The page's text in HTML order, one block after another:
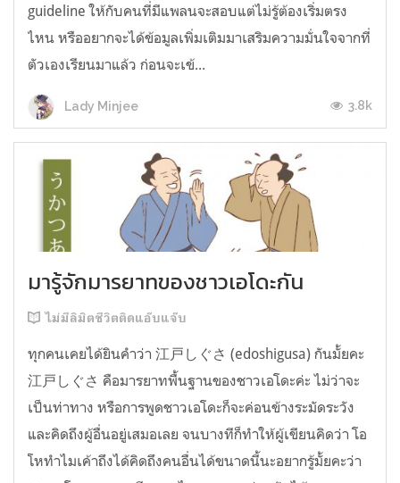
guideline ให้กับคนที่มีแพลนจะสอบแต่ไม่รู้ต้องเริ่มตรง
ไหน หรืออยากจะได้ข้อมูลเพิ่มเติมมาเสริมความมั่นใจจากที่
ตัวเองเรียนมาแล้ว ก่อนจะเข้...
Lady Minjee 3.8k
มารู้จักมารยาทของชาวเอโดะกัน
ไม่มีลิมิตชีวิตติดแอ๊บแจ๊บ
ทุกคนเคยได้ยินคำว่า 江戸しぐさ (edoshigusa) กันมั้ยคะ
江戸しぐさ คือมารยาทพื้นฐานของชาวเอโดะค่ะ ไม่ว่าจะ
เป็นท่าทาง หรือการพูดชาวเอโดะก็จะค่อนข้างระมัดระวัง
และคิดถึงผู้อื่นอยู่เสมอเลย จนบางทีก็ทำให้ผู้เขียนคิดว่า โอ
โหทำไมเค้าถึงได้คิดถึงคนอื่นได้ขนาดนี้นะอยากรู้มั้ยคะว่า